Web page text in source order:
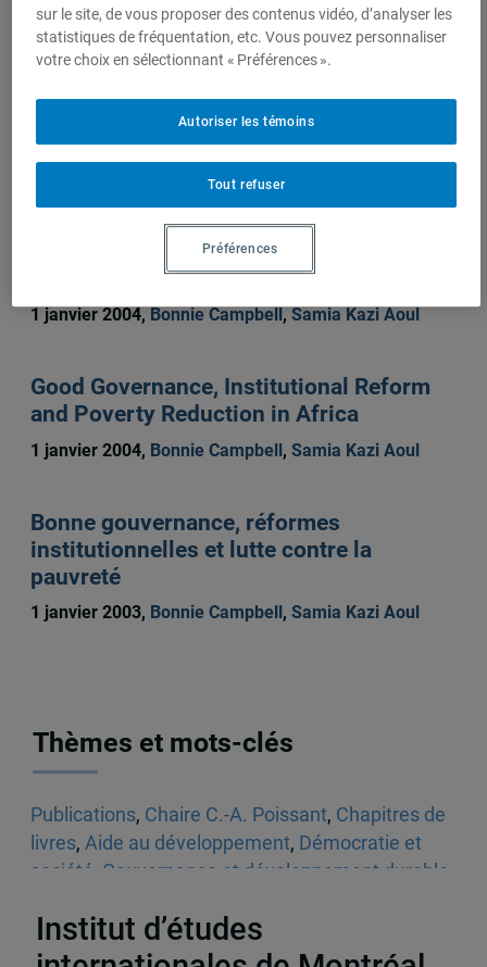
d'études
sur l'intégration et la
mondialisation (CEIM)
Sur le même sujet
Good Governance, Institutional Reform
and Poverty Reduction in Africa
1 janvier 2004,Bonnie Campbell,Samia Kazi Aoul
Good Governance, Institutional Reform
and Poverty Reduction in Africa
1 janvier 2004, Bonnie Campbell, Samia Kazi Aoul
Bonne gouvernance, réformes
institutionnelles et lutte contre la
pauvreté
1 janvier 2003, Bonnie Campbell , Samia Kazi Aoul
Thèmes et mots-clés
Publications, Chaire C.-A. Poissant, Chapitres de
livres, Aide au développement, Démocratie et
société Gouvernance et développement durable
Institut d’études
sur le site, de vous proposer des contenus vidéo, d’analyser les
statistiques de fréquentation, etc. Vous pouvez personnaliser
votre choix en sélectionnant « Préférences ».
Tout refuser
Autoriser les témoins
Préférences